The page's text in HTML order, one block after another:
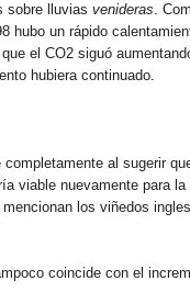
sobre lluvias venideras.
hubo un rápido
el CO2 siguó
hubiera continuado.
completamente al sugerir
viable nuevamente para
los viñedos
coincide con el